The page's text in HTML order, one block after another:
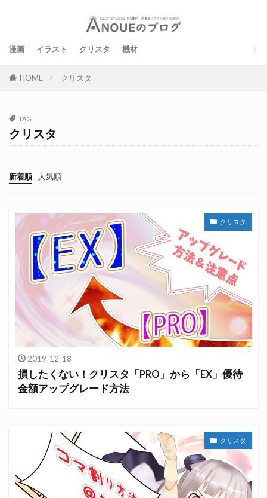
漫画 イラスト クリスタ 機材
HOME クリスタ
TAG
クリスタ
新着順 人気順
クリスタ
2019-12-18
損したくない！クリスタ「PRO」から「EX」優待
金額アップグレード方法
クリスタ